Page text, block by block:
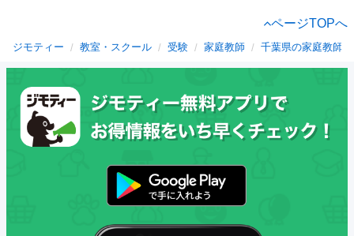
ページTOPへ
ジモティー 教室・スクール 受験 家庭教師 千葉県の家庭教師